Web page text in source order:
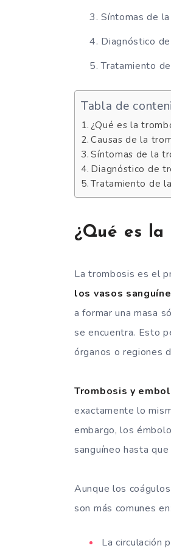
Síntomas de
Diagnóstico
Tratamiento
Tabla de
¿Qué es la
Causas de la
Síntomas de la
Diagnóstico de
Tratamiento de
¿Qué es la
La trombosis es el
los vasos
a formar una masa
se encuentra. Esto
órganos o regiones
Trombosis y
exactamente lo
embargo, los
sanguíneo hasta
Aunque los
son más comunes en:
La circulación